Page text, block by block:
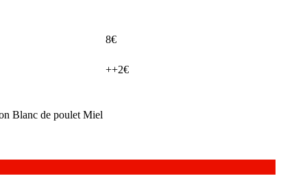
8€
++2€
Blanc de poulet Miel